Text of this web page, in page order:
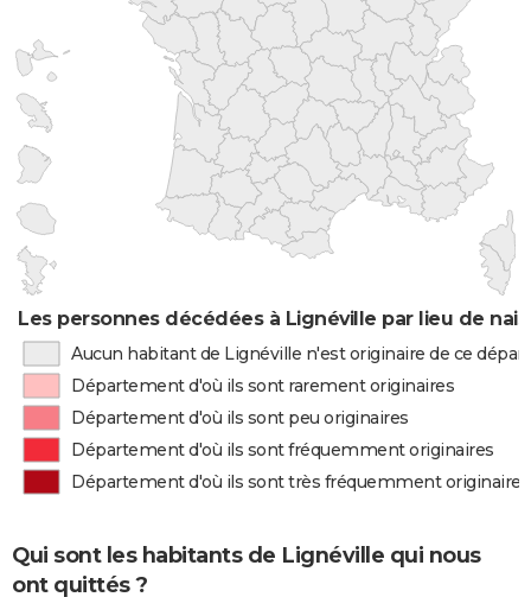
Les personnes décédées à Lignéville par lieu de
Aucun habitant de Lignéville n'est originaire de ce
Département d'où ils sont rarement originaires
Département d'où ils sont peu originaires
Département d'où ils sont fréquemment originaires
Département d'où ils sont très fréquemment originaires
Qui sont les habitants de Lignéville qui nous
ont quittés ?